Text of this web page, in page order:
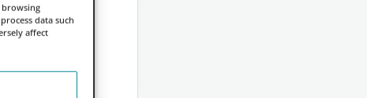
browsing
data such
affect